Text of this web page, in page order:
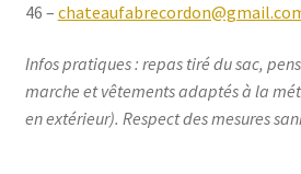
46 –
Infos pratiques : repas tiré du sac,
marche et vêtements adaptés à la
en extérieur). Respect des mesures